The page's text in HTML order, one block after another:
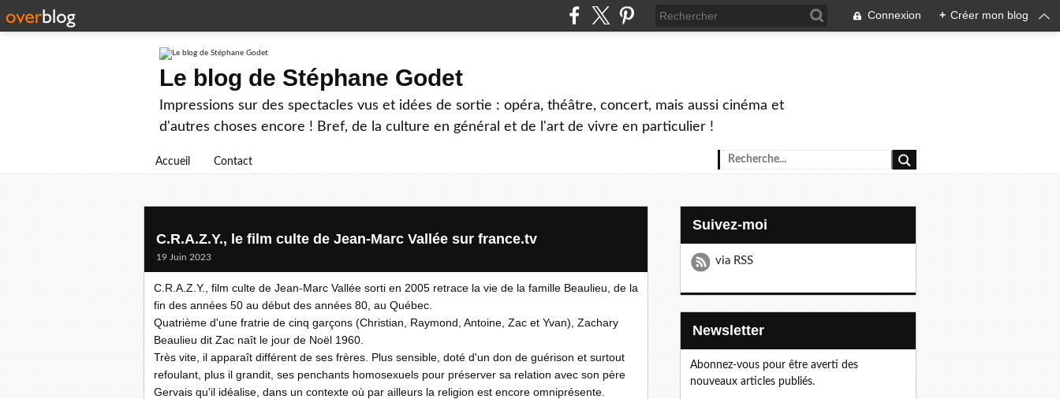
Connexion + Créer mon blog
Le blog de Stéphane Godet
Impressions sur des spectacles vus et idées de sortie : opéra, théâtre, concert, mais aussi cinéma et
d'autres choses encore ! Bref, de la culture en général et de l'art de vivre en particulier !
Accueil Contact
C.R.A.Z.Y., le film culte de Jean-Marc Vallée sur france.tv
19 Juin 2023
C.R.A.Z.Y., film culte de Jean-Marc Vallée sorti en 2005 retrace la vie de la famille Beaulieu, de la
fin des années 50 au début des années 80, au Québec.
Quatrième d'une fratrie de cinq garçons (Christian, Raymond, Antoine, Zac et Yvan), Zachary
Beaulieu dit Zac naît le jour de Noël 1960.
Très vite, il apparaît différent de ses frères. Plus sensible, doté d'un don de guérison et surtout
refoulant, plus il grandit, ses penchants homosexuels pour préserver sa relation avec son père
Gervais qu'il idéalise, dans un contexte où par ailleurs la religion est encore omniprésente.
Suivez-moi
via RSS
Newsletter
Abonnez-vous pour être averti des
nouveaux articles publiés.